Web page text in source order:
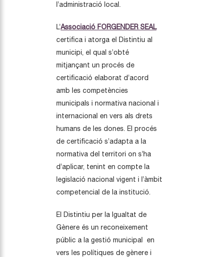
l’administració local.
L’Associació FORGENDER SEAL
certifica i atorga el Distintiu al
municipi, el qual s’obté
mitjançant un procés de
certificació elaborat d’acord
amb les competències
municipals i normativa nacional i
internacional en vers als drets
humans de les dones. El procés
de certificació s’adapta a la
normativa del territori on s’ha
d’aplicar, tenint en compte la
legislació nacional vigent i l’àmbit
competencial de la institució.
El Distintiu per la Igualtat de
Gènere és un reconeixement
públic a la gestió municipal en
vers les polítiques de gènere i